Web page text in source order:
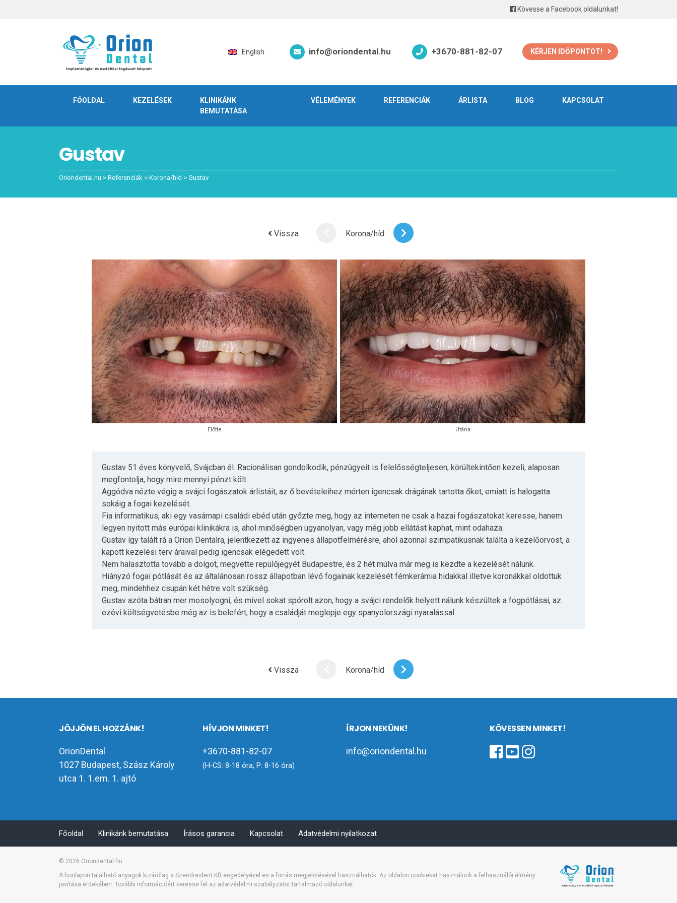
Kövesse a Facebook oldalunkat!
English info@oriondental.hu +3670-881-82-07 KÉRJEN IDŐPONTOT!
FŐOLDAL KEZELÉSEK
KLINIKÁNK
BEMUTATÁSA
VÉLEMÉNYEK REFERENCIÁK ÁRLISTA BLOG KAPCSOLAT
Gustav
Oriondental.hu > Referenciák > Korona/híd > Gustav
Korona/híd
Vissza
Előtte Utána
Gustav 51 éves könyvelő, Svájcban él. Racionálisan gondolkodik, pénzügyeit is felelősségteljesen, körültekintően kezeli, alaposan
megfontolja, hogy mire mennyi pénzt költ.
Aggódva nézte végig a svájci fogászatok árlistáit, az ő bevételeihez mérten igencsak drágának tartotta őket, emiatt is halogatta
sokáig a fogai kezelését.
Fia informatikus, aki egy vasárnapi családi ebéd után győzte meg, hogy az interneten ne csak a hazai fogászatokat keresse, hanem
legyen nyitott más európai klinikákra is, ahol minőségben ugyanolyan, vagy még jobb ellátást kaphat, mint odahaza.
Gustav így talált rá a Orion Dentalra, jelentkezett az ingyenes állapotfelmérésre, ahol azonnal szimpatikusnak találta a kezelőorvost, a
kapott kezelési terv áraival pedig igencsak elégedett volt.
Nem halasztotta tovább a dolgot, megvette repülőjegyét Budapestre, és 2 hét múlva már meg is kezdte a kezelését nálunk.
Hiányzó fogai pótlását és az általánosan rossz állapotban lévő fogainak kezelését fémkerámia hidakkal illetve koronákkal oldottuk
meg, mindehhez csupán két hétre volt szükség.
Gustav azóta bátran mer mosolyogni, és mivel sokat spórolt azon, hogy a svájci rendelők helyett nálunk készültek a fogpótlásai, az
ezévi költségvetésbe még az is belefért, hogy a családját meglepje egy spanyolországi nyaralással.
Korona/híd
Vissza
JÖJJÖN EL HOZZÁNK!
OrionDental
1027 Budapest, Szász Károly
utca 1. 1.em. 1. ajtó
HÍVJON MINKET!
+3670-881-82-07
(H-CS: 8-18 óra, P: 8-16 óra)
ÍRJON NEKÜNK!
info@oriondental.hu
KÖVESSEN MINKET!
Főoldal Klinikánk bemutatása Írásos garancia Kapcsolat Adatvédelmi nyilatkozat
© 2026 Oriondental.hu
A honlapon található anyagok kizárólag a Szendreident Kft engedélyével es a forrás megjelölésével használhatók. Az oldalon cookiekat használunk a felhasználói élmény
javítása érdekében. További információért keresse fel az adatvédelmi szabályzatot tartalmazó oldalunkat.